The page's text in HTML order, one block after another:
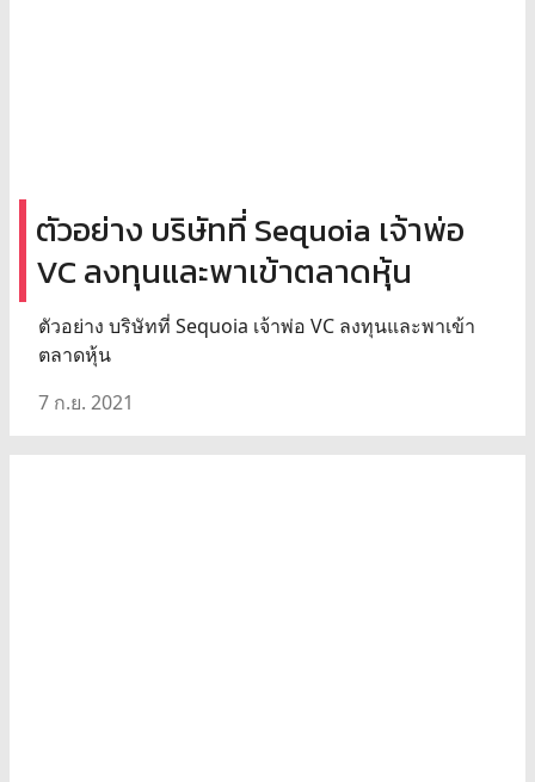
ตัวอย่าง บริษัทที่ Sequoia เจ้าพ่อ
VC ลงทุนและพาเข้าตลาดหุ้น
ตัวอย่าง บริษัทที่ Sequoia เจ้าพ่อ VC ลงทุนและพาเข้า
ตลาดหุ้น
7 ก.ย. 2021